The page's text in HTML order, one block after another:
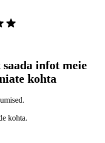
infot meie
kohta
kohta.